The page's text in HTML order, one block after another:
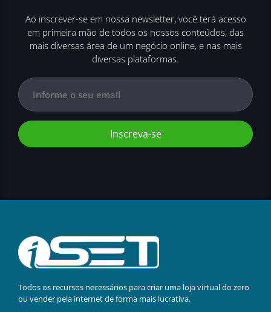
Ao inscrever-se em nossa newsletter, você terá acesso
em primeira mão de todos os nossos conteúdos, das
mais diversas área de um negócio online, e nas mais
diversas plataformas.
Inscreva-se
Todos os recursos necessários para criar uma loja virtual do zero
ou vender pela internet de forma mais lucrativa.